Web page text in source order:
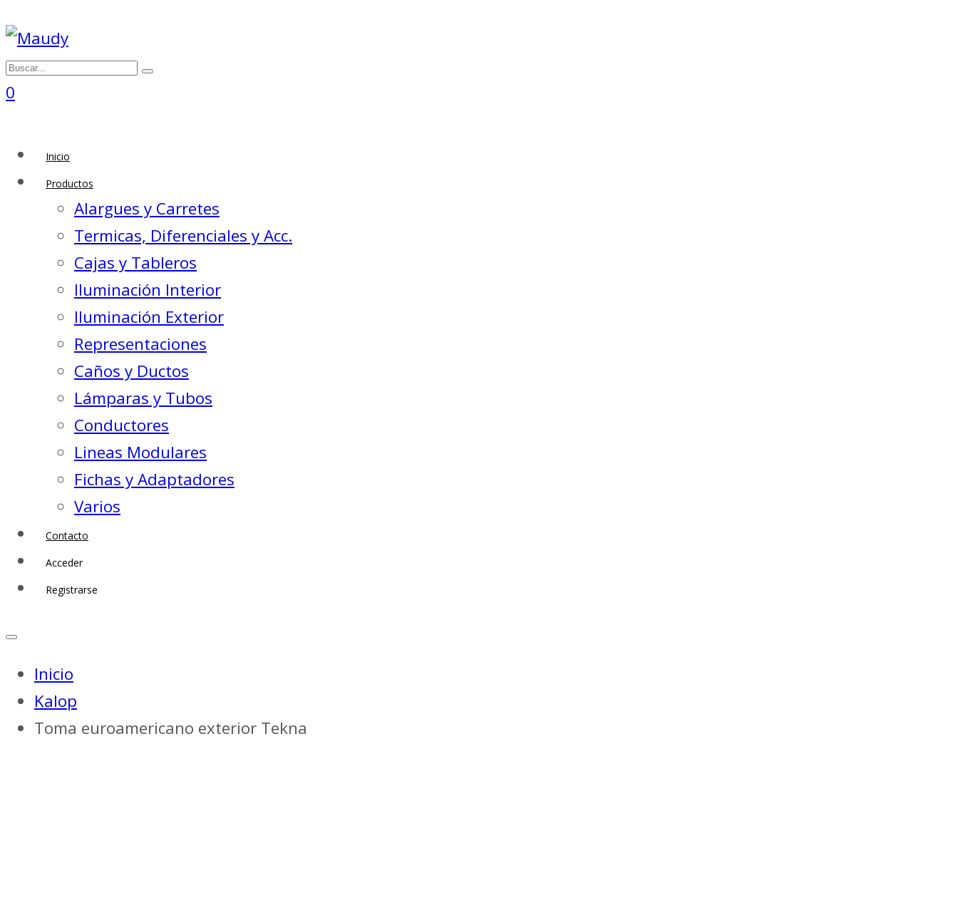
0
Inicio
Productos
Alargues y Carretes
Termicas, Diferenciales y Acc.
Cajas y Tableros
Iluminación Interior
Iluminación Exterior
Representaciones
Caños y Ductos
Lámparas y Tubos
Conductores
Lineas Modulares
Fichas y Adaptadores
Varios
Contacto
Acceder
Registrarse
Inicio
Kalop
Toma euroamericano exterior Tekna